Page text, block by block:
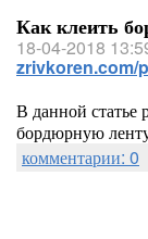
Как клеить
18-04-2018
zrivkoren.com/
В данной статье
бордюрную
комментарии: 0